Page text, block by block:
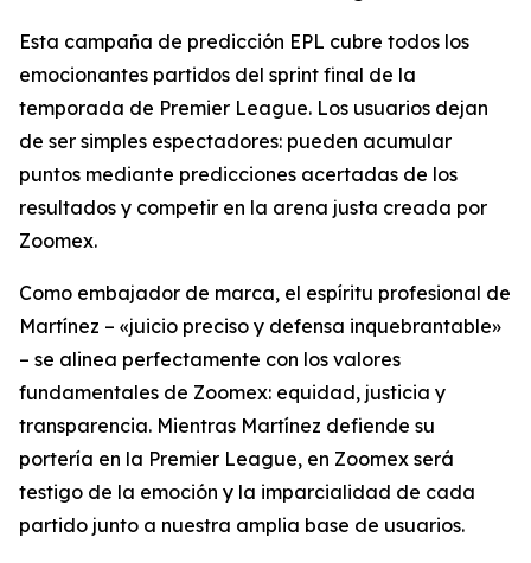
Esta campaña de predicción EPL cubre todos los
emocionantes partidos del sprint final de la
temporada de Premier League. Los usuarios dejan
de ser simples espectadores: pueden acumular
puntos mediante predicciones acertadas de los
resultados y competir en la arena justa creada por
Zoomex.
Como embajador de marca, el espíritu profesional de
Martínez – «juicio preciso y defensa inquebrantable»
– se alinea perfectamente con los valores
fundamentales de Zoomex: equidad, justicia y
transparencia. Mientras Martínez defiende su
portería en la Premier League, en Zoomex será
testigo de la emoción y la imparcialidad de cada
partido junto a nuestra amplia base de usuarios.